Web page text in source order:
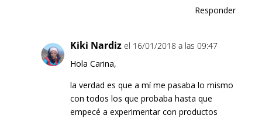
Responder
Kiki Nardiz el 16/01/2018 a las 09:47
Hola Carina,
la verdad es que a mí me pasaba lo mismo
con todos los que probaba hasta que
empecé a experimentar con productos